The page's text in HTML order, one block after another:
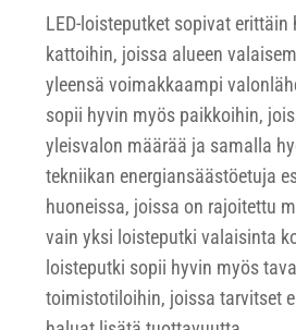
LED-loisteputket sopivat erittäin
kattoihin, joissa alueen
yleensä voimakkaampi
sopii hyvin myös paikkoihin,
yleisvalon määrää ja samalla
tekniikan energiansäästöetuja
huoneissa, joissa on rajoitettu
vain yksi loisteputki valaisinta
loisteputki sopii hyvin myös
toimistotiloihin, joissa tarvitset